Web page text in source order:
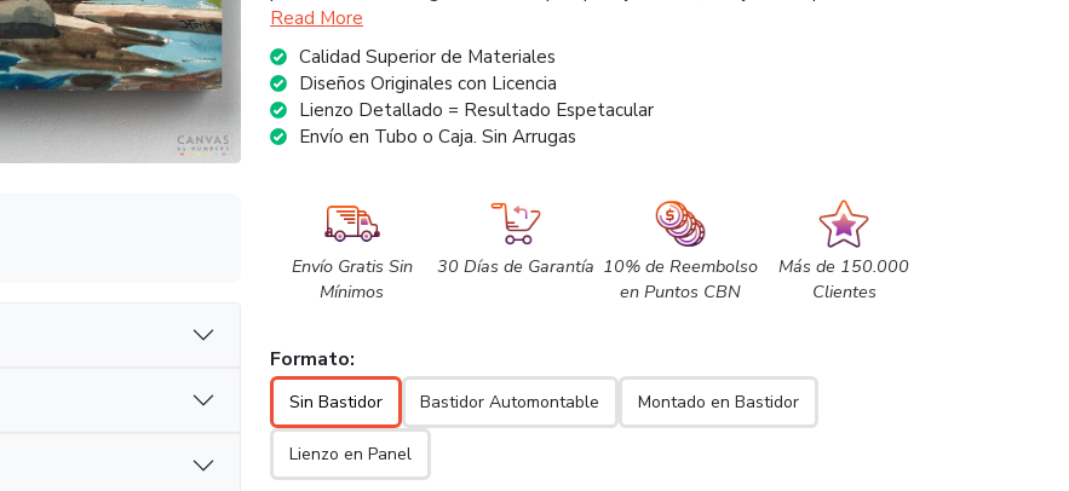
Read More
Calidad Superior de Materiales
Diseños Originales con Licencia
Lienzo Detallado = Resultado Espetacular
Envío en Tubo o Caja. Sin Arrugas
Envío Gratis Sin
Mínimos
30 Días de Garantía 10% de Reembolso
en Puntos CBN
Más de 150.000
Clientes
Formato:
Sin Bastidor Bastidor Automontable Montado en Bastidor
Lienzo en Panel